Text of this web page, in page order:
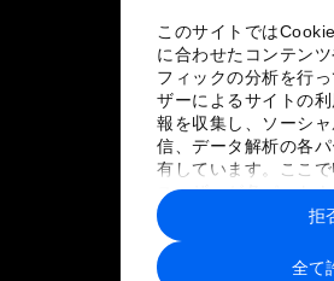
このサイトでは
に合わせたコンテン
フィックの分析を行
ザーによるサイトの
報を収集し、ソーシ
信、データ解析の各
有しています。ここで
ユーザーが各パート
報や各パートナーのサ
に収集された情報と
トナーによって使用さ
全て
拒